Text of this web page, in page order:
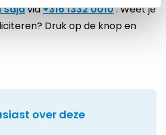
Sajavia+316 1332 0010. Weet je
Druk op de knop en
over deze